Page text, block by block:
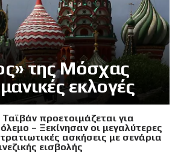
της Μόσχας
εκλογές
Ταϊβάν προετοιμάζεται για
– Ξεκίνησαν οι μεγαλύτερες
ασκήσεις με σενάρια
εισβολής